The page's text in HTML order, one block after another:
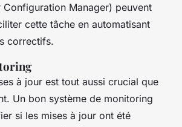
Configuration Manager) peuvent
cette tâche en automatisant
correctifs.
à jour est tout aussi crucial que
Un bon système de monitoring
si les mises à jour ont été